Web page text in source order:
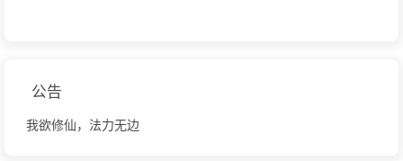
公告
我欲修仙，法力无边